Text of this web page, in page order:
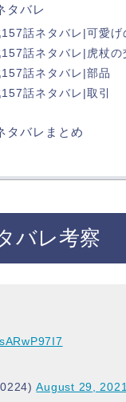
タバレ
話ネタバレ|可愛げ
話ネタバレ|虎杖の
話ネタバレ|部品
話ネタバレ|取引
タバレまとめ
バレ考察
August 29,